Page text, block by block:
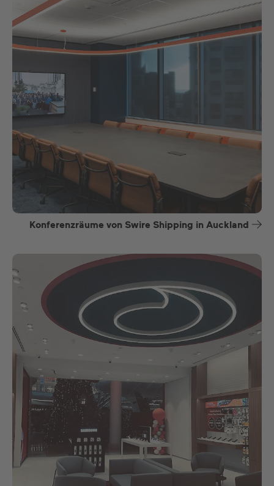
Konferenzräume von Swire Shipping in Auckland